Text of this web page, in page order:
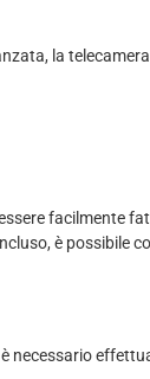
la
facilmente
è possibile
necessario